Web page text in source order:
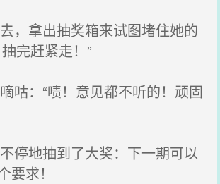
，拿出抽奖箱来试图堵住她的
完赶紧走！”
咕：“啧！意见都不听的！顽固
停地抽到了大奖：下一期可以
要求！